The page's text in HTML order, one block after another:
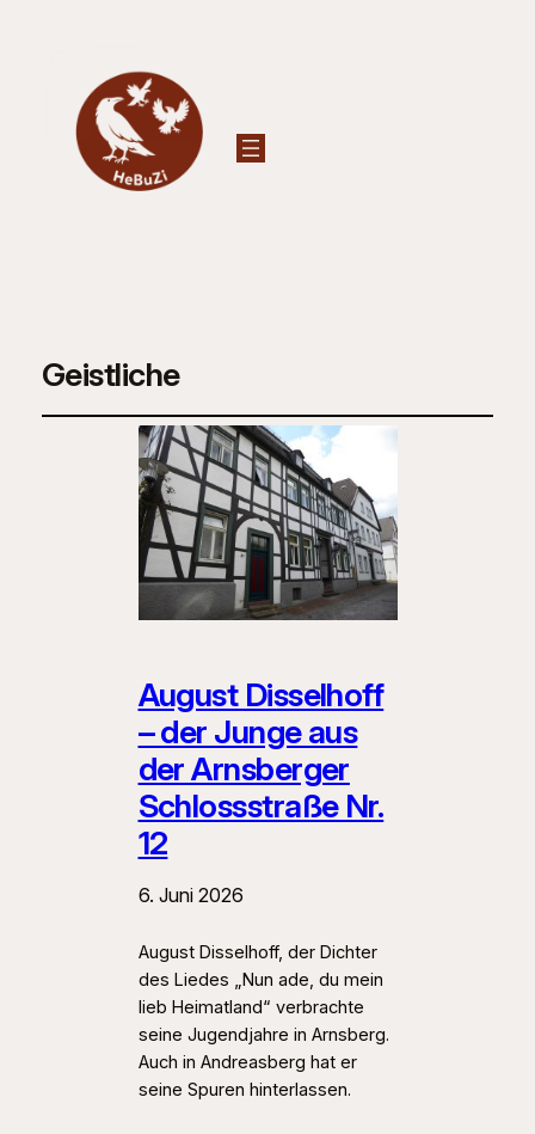
Geistliche
August Disselhoff
– der Junge aus
der Arnsberger
Schlossstraße Nr.
12
6. Juni 2026
August Disselhoff, der Dichter
des Liedes „Nun ade, du mein
lieb Heimatland“ verbrachte
seine Jugendjahre in Arnsberg.
Auch in Andreasberg hat er
seine Spuren hinterlassen.